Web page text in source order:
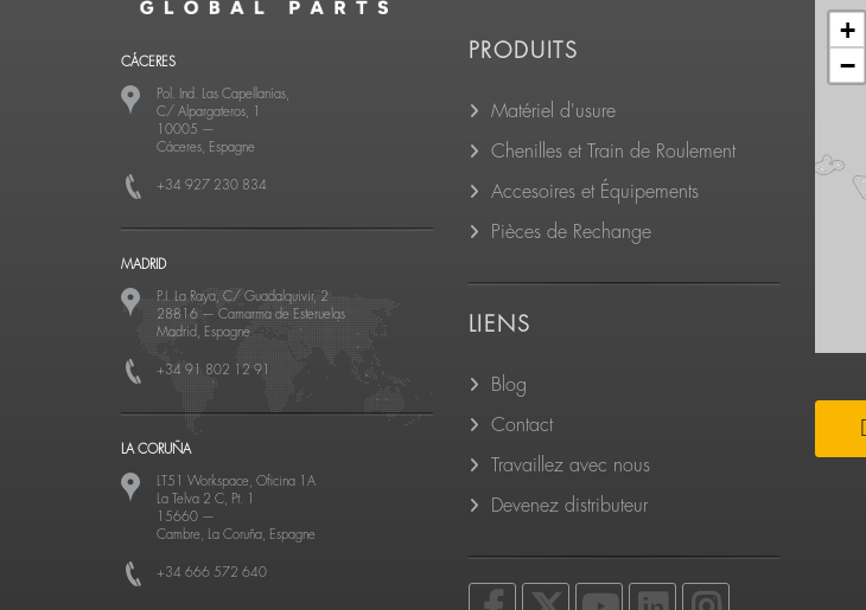
CÁCERES
Pol. Ind. Las Capellanías,
C/ Alpargateros, 1
10005 —
Cáceres, Espagne
+34 927 230 834
MADRID
P.I. La Raya, C/ Guadalquivir, 2
28816 — Camarma de Esteruelas
Madrid, Espagne
+34 91 802 12 91
LA CORUÑA
LT51 Workspace, Oficina 1A
La Telva 2 C, Pt. 1
15660 —
Cambre, La Coruña, Espagne
+34 666 572 640
PRODUITS
Matériel d'usure
Chenilles et Train de Roulement
Accesoires et Équipements
Pièces de Rechange
LIENS
Blog
Contact
Travaillez avec nous
Devenez distributeur
+
−